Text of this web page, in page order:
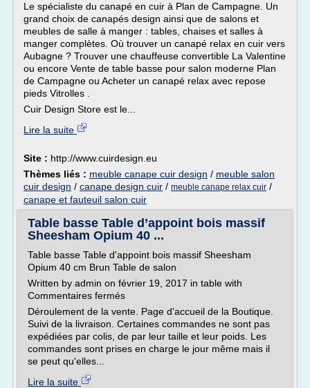
Le spécialiste du canapé en cuir à Plan de Campagne. Un
grand choix de canapés design ainsi que de salons et
meubles de salle à manger : tables, chaises et salles à
manger complètes. Où trouver un canapé relax en cuir vers
Aubagne ? Trouver une chauffeuse convertible La Valentine
ou encore Vente de table basse pour salon moderne Plan
de Campagne ou Acheter un canapé relax avec repose
pieds Vitrolles .
Cuir Design Store est le...
Lire la suite
Site : http://www.cuirdesign.eu
Thèmes liés : meuble canape cuir design / meuble salon
cuir design / canape design cuir / meuble canape relax cuir /
canape et fauteuil salon cuir
Table basse Table d’appoint bois massif
Sheesham Opium 40 ...
Table basse Table d'appoint bois massif Sheesham
Opium 40 cm Brun Table de salon
Written by admin on février 19, 2017 in table with
Commentaires fermés
Déroulement de la vente. Page d'accueil de la Boutique.
Suivi de la livraison. Certaines commandes ne sont pas
expédiées par colis, de par leur taille et leur poids. Les
commandes sont prises en charge le jour même mais il
se peut qu'elles...
Lire la suite